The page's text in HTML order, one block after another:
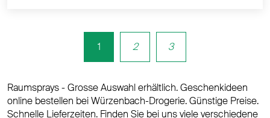
1 2 3
Raumsprays - Grosse Auswahl erhältlich. Geschenkideen
online bestellen bei Würzenbach-Drogerie. Günstige Preise.
Schnelle Lieferzeiten. Finden Sie bei uns viele verschiedene